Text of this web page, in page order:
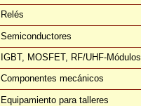
Relés
Semiconductores
IGBT, MOSFET, RF/UHF-Módulos
Componentes mecánicos
Equipamiento para talleres